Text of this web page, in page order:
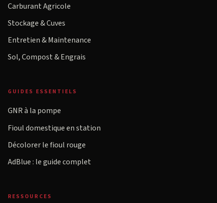
Carburant Agricole
Stockage & Cuves
Entretien & Maintenance
Sol, Compost & Engrais
GUIDES ESSENTIELS
GNR à la pompe
Fioul domestique en station
Décolorer le fioul rouge
AdBlue : le guide complet
RESSOURCES